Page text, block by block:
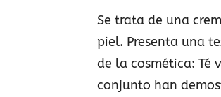
Se trata de una
piel. Presenta una
de la cosmética: Té
conjunto han